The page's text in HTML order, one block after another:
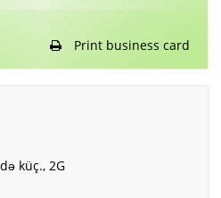
Print business card
küç., 2G